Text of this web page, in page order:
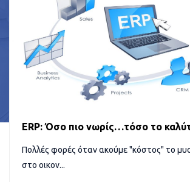
ERP: Όσο πιο νωρίς…τόσο το
Πολλές φορές όταν ακούμε "κόστος" το
στο οικον...